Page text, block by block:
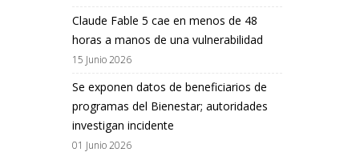
Claude Fable 5 cae en menos de 48
horas a manos de una vulnerabilidad
15 Junio 2026
Se exponen datos de beneficiarios de
programas del Bienestar; autoridades
investigan incidente
01 Junio 2026